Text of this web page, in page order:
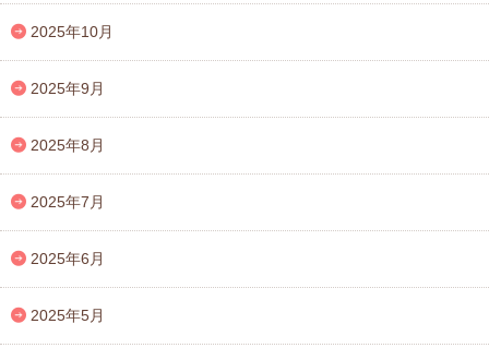
2025年10月
2025年9月
2025年8月
2025年7月
2025年6月
2025年5月